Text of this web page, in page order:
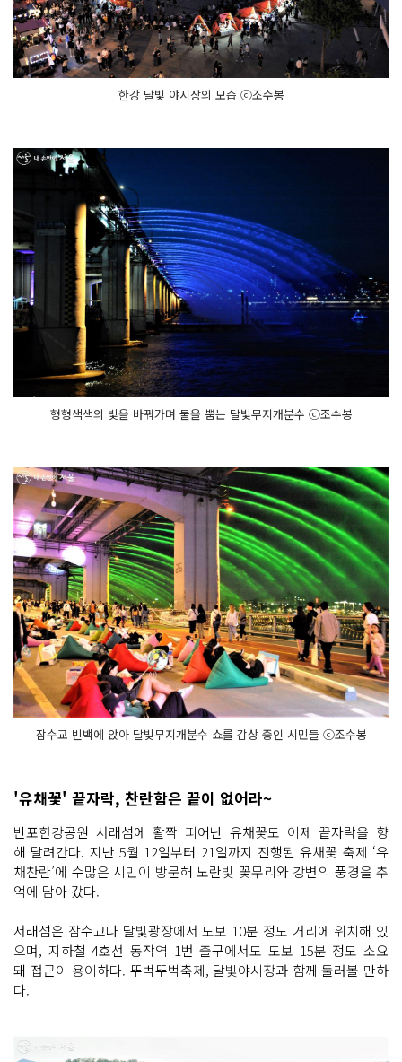
한강 달빛 야시장의 모습 ⓒ조수봉
형형색색의 빛을 바꿔가며 물을 뿜는 달빛무지개분수 ⓒ조수봉
잠수교 빈백에 앉아 달빛무지개분수 쇼를 감상 중인 시민들 ⓒ조수봉
'유채꽃' 끝자락, 찬란함은 끝이 없어라~
반포한강공원 서래섬에 활짝 피어난 유채꽃도 이제 끝자락을 향
해 달려간다. 지난 5월 12일부터 21일까지 진행된 유채꽃 축제 ‘유
채찬란’에 수많은 시민이 방문해 노란빛 꽃무리와 강변의 풍경을 추
억에 담아 갔다.
서래섬은 잠수교나 달빛광장에서 도보 10분 정도 거리에 위치해 있
으며, 지하철 4호선 동작역 1번 출구에서도 도보 15분 정도 소요
돼 접근이 용이하다. 뚜벅뚜벅축제, 달빛야시장과 함께 둘러볼 만하
다.